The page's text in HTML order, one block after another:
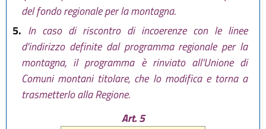
del fondo regionale per la montagna.
5. In caso di riscontro di incoerenze con le linee
d'indirizzo definite dal programma regionale per la
montagna, il programma è rinviato all'Unione di
Comuni montani titolare, che lo modifica e torna a
trasmetterlo alla Regione.
Art. 5